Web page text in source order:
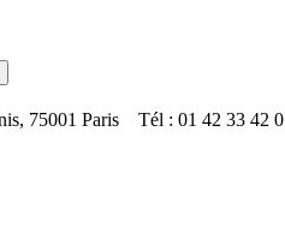
75001 Paris Tél : 01 42 33 42